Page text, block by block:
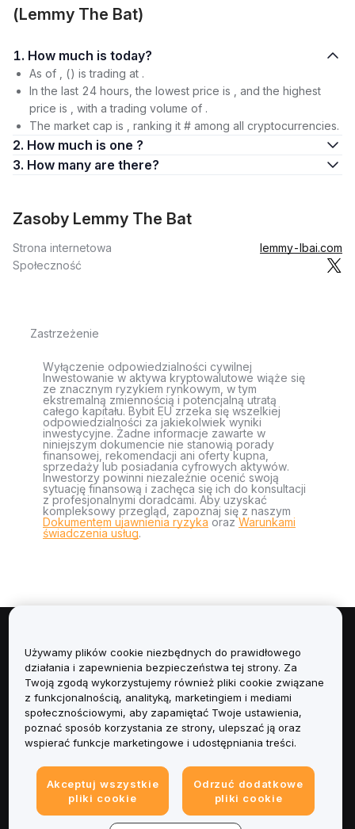
(Lemmy The Bat)
1. How much is today?
As of , () is trading at .
In the last 24 hours, the lowest price is , and the highest
price is , with a trading volume of .
The market cap is , ranking it # among all cryptocurrencies.
2. How much is one ?
3. How many are there?
Zasoby Lemmy The Bat
Strona internetowa
lemmy-lbai.com
Społeczność
Zastrzeżenie
Wyłączenie odpowiedzialności cywilnej
Inwestowanie w aktywa kryptowalutowe wiąże się
ze znacznym ryzykiem rynkowym, w tym
ekstremalną zmiennością i potencjalną utratą
całego kapitału. Bybit EU zrzeka się wszelkiej
odpowiedzialności za jakiekolwiek wyniki
inwestycyjne. Żadne informacje zawarte w
niniejszym dokumencie nie stanowią porady
finansowej, rekomendacji ani oferty kupna,
sprzedaży lub posiadania cyfrowych aktywów.
Inwestorzy powinni niezależnie ocenić swoją
sytuację finansową i zachęca się ich do konsultacji
z profesjonalnymi doradcami. Aby uzyskać
kompleksowy przegląd, zapoznaj się z naszym
Dokumentem ujawnienia ryzyka orazWarunkami
świadczenia usług.
Informacje
Usługi
Obsługa Klienta
Informacje prawne
Używamy plików cookie niezbędnych do prawidłowego
działania i zapewnienia bezpieczeństwa tej strony. Za
Twoją zgodą wykorzystujemy również pliki cookie związane
z funkcjonalnością, analityką, marketingiem i mediami
społecznościowymi, aby zapamiętać Twoje ustawienia,
poznać sposób korzystania ze strony, ulepszać ją oraz
wspierać funkcje marketingowe i udostępniania treści.
Akceptuj wszystkie
pliki cookie
Odrzuć dodatkowe
pliki cookie